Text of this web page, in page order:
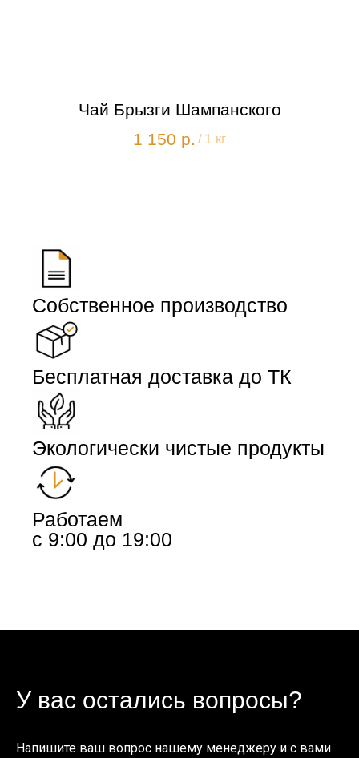
Чай Брызги Шампанского
1 150 р. / 1 кг
Собственное производство
Бесплатная доставка до ТК
Экологически чистые продукты
Работаем
с 9:00 до 19:00
У вас остались вопросы?
Напишите ваш вопрос нашему менеджеру и с вами